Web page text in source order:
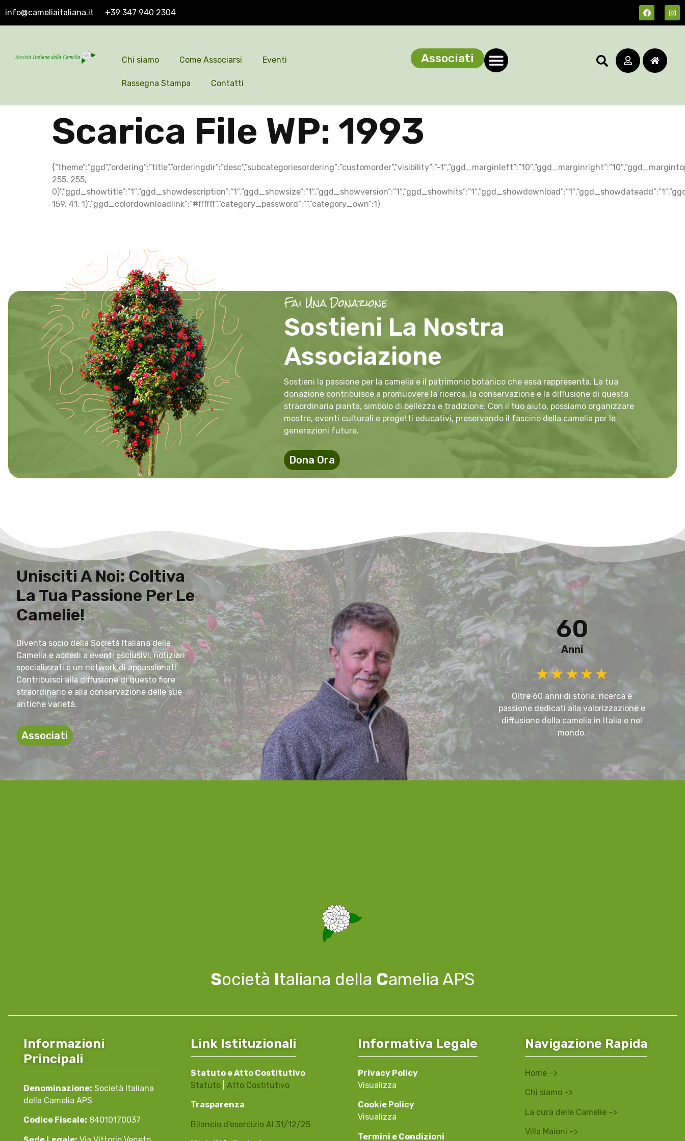
info@cameliaitaliana.it +39 347 940 2304
Chi siamo Come Associarsi Eventi
Rassegna Stampa Contatti
Associati
Scarica File WP: 1993
{“theme”:”ggd”,”ordering”:”title”,”orderingdir”:”desc”,”subcategoriesordering”:”customorder”,”visibility”:”-
255, 255,
159, 41, 1)”,”ggd_colordownloadlink”:”#ffffff”,”category_password”:””,”category_own”:1}
Fai Una Donazione
Sostieni La Nostra
Associazione
Sostieni la passione per la camelia e il patrimonio botanico che essa rappresenta. La tua
donazione contribuisce a promuovere la ricerca, la conservazione e la diffusione di questa
straordinaria pianta, simbolo di bellezza e tradizione. Con il tuo aiuto, possiamo organizzare
mostre, eventi culturali e progetti educativi, preservando il fascino della camelia per le
generazioni future.
Dona Ora
Unisciti A Noi: Coltiva
La Tua Passione Per Le
Camelie!
Diventa socio della Società Italiana della
Camelia e accedi a eventi esclusivi, notiziari
specializzati e un network di appassionati.
Contribuisci alla diffusione di questo fiore
straordinario e alla conservazione delle sue
antiche varietà.
Associati
60
Anni
★★ ★ ★ ★
Oltre 60 anni di storia, ricerca e
passione dedicati alla valorizzazione e
diffusione della camelia in Italia e nel
mondo.
Società Italiana della Camelia APS
Informazioni
Principali
Denominazione: Società Italiana
della Camelia APS
Codice Fiscale: 84010170037
Link Istituzionali
Statuto e Atto Costitutivo
Statuto
Atto Costitutivo
Trasparenza
Bilancio d’esercizio Al 31/12/25
Informativa Legale
Privacy Policy
Visualizza
Cookie Policy
Visualizza
Termini e Condizioni
Navigazione Rapida
Home –>
Chi siamo –>
La cura delle Camelie –>
Villa Maioni –>